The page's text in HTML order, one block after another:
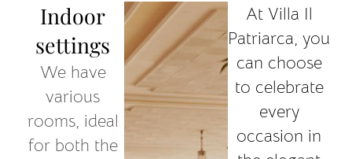
Indoor
settings
We have
various
rooms, ideal
for both the
At Villa Il
Patriarca, you
can choose
to celebrate
every
occasion in